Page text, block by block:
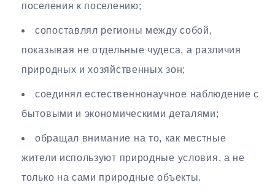
поселения к поселению;
сопоставлял регионы между собой,
показывая не отдельные чудеса, а различия
природных и хозяйственных зон;
соединял естественнонаучное наблюдение с
бытовыми и экономическими деталями;
обращал внимание на то, как местные
жители используют природные условия, а не
только на сами природные объекты.